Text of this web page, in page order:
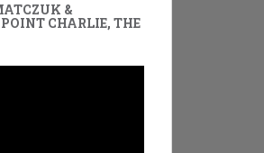
&
CHARLIE, THE